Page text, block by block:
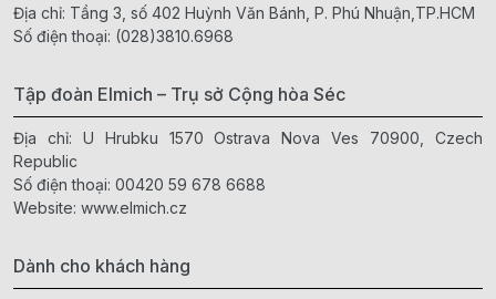
Địa chỉ: Tầng 3, số 402 Huỳnh Văn Bánh, P. Phú Nhuận,TP.HCM
Số điện thoại: (028)3810.6968
Tập đoàn Elmich – Trụ sở Cộng hòa Séc
Địa chỉ: U Hrubku 1570 Ostrava Nova Ves 70900, Czech
Republic
Số điện thoại: 00420 59 678 6688
Website: www.elmich.cz
Dành cho khách hàng